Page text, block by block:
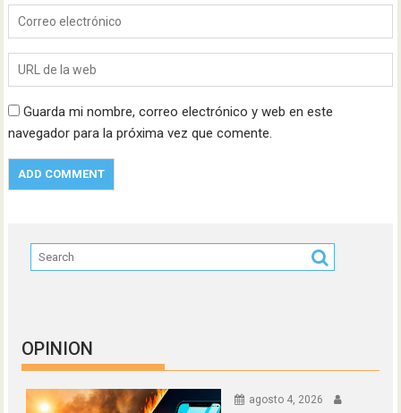
Guarda mi nombre, correo electrónico y web en este
navegador para la próxima vez que comente.
OPINION
agosto 4, 2026